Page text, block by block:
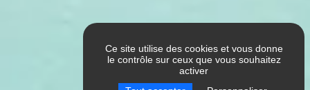
Ce site utilise des cookies et vous donne
le contrôle sur ceux que vous souhaitez
activer